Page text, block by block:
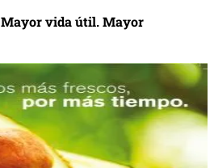
Mayor vida útil. Mayor